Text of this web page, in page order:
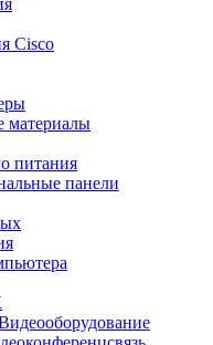
Cisco
материалы
питания
панели